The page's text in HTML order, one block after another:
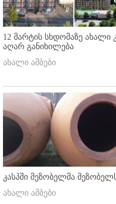
12 მარტის სხდომაზე ახალი
აღარ განიხილება
ახალი ამბები
კასპში მეზობელმა
ახალი ამბები